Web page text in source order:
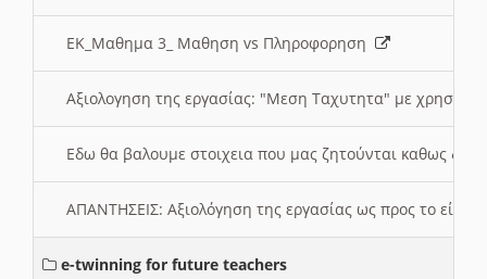
ΕΚ_Μαθημα 3_ Μαθηση vs Πληροφορηση
Αξιολογηση της εργασίας: "Μεση Ταχυτητα" με χρηση
Εδω θα βαλουμε στοιχεια που μας ζητούνται καθως
ΑΠΑΝΤΗΣΕΙΣ: Αξιολόγηση της εργασίας ως προς το
e-twinning for future teachers